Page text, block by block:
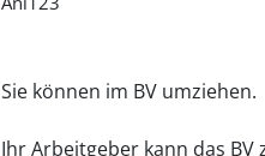
Sie können im BV umziehen.
Ihr Arbeitgeber kann das